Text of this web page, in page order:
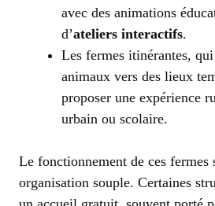
avec des animations
d’ateliers interactifs.
Les fermes itinérantes,
animaux vers des lieux
proposer une expérience
urbain ou scolaire.
Le fonctionnement de ces fermes
organisation souple. Certaines